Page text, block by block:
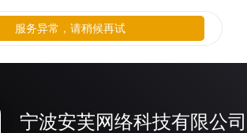
宁波安芙网络科技有限公司
服务异常，请稍候再试